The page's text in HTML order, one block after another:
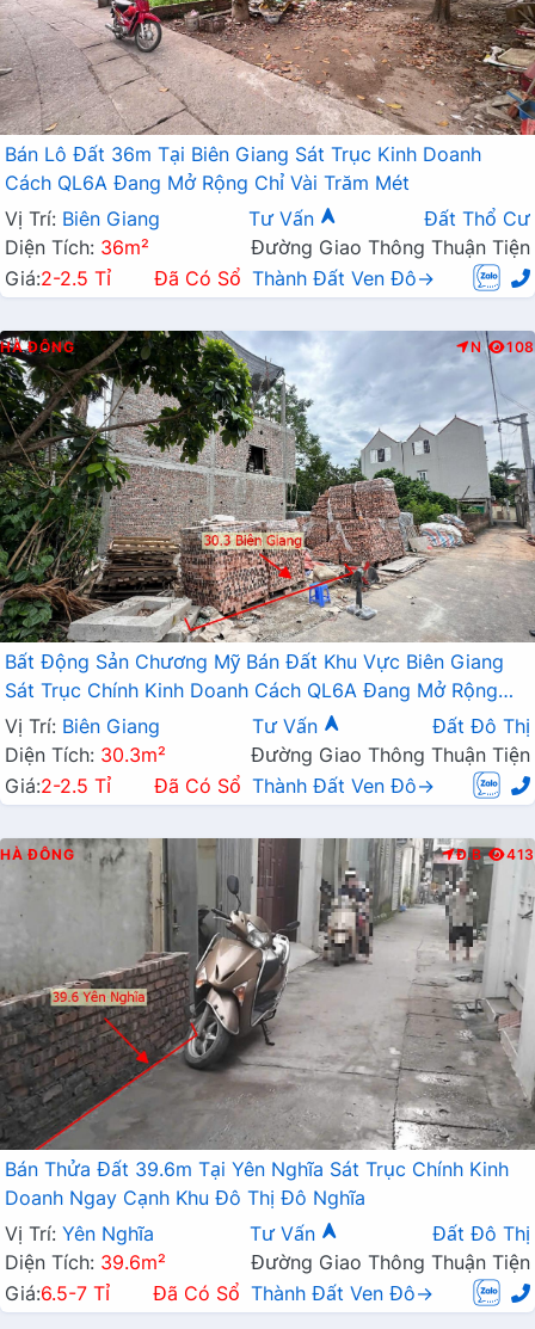
Bán Lô Đất 36m Tại Biên Giang Sát Trục Kinh Doanh
Cách QL6A Đang Mở Rộng Chỉ Vài Trăm Mét
Vị Trí: Biên Giang Tư Vấn
Đất Thổ Cư
Diện Tích: 36m²
Đường Giao Thông Thuận Tiện
Giá:2-2.5 Tỉ Đã Có Sổ Thành Đất Ven Đô→
HÀ ĐÔNG N 108
Bất Động Sản Chương Mỹ Bán Đất Khu Vực Biên Giang
Sát Trục Chính Kinh Doanh Cách QL6A Đang Mở Rộng
Chỉ Vài Trăm Mét
Vị Trí: Biên Giang Tư Vấn
Đất Đô Thị
Diện Tích: 30.3m²
Đường Giao Thông Thuận Tiện
Giá:2-2.5 Tỉ Đã Có Sổ Thành Đất Ven Đô→
HÀ ĐÔNG Đ.B 413
Bán Thửa Đất 39.6m Tại Yên Nghĩa Sát Trục Chính Kinh
Doanh Ngay Cạnh Khu Đô Thị Đô Nghĩa
Vị Trí: Yên Nghĩa Tư Vấn
Đất Đô Thị
Diện Tích: 39.6m²
Đường Giao Thông Thuận Tiện
Giá:6.5-7 Tỉ Đã Có Sổ Thành Đất Ven Đô→